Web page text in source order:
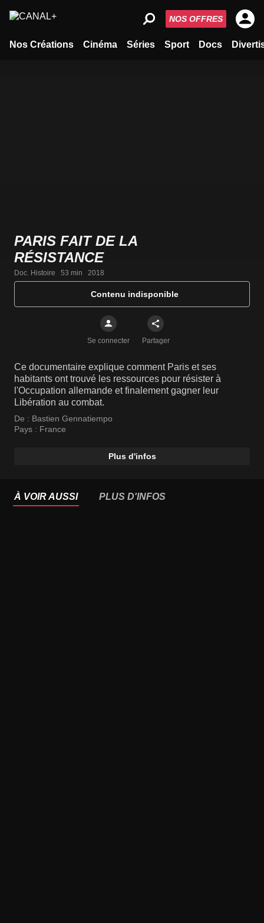
Nos Créations Cinéma Séries Sport Docs
NOS OFFRES
PARIS FAIT DE LA
RÉSISTANCE
Doc. Histoire   53 min   2018
Contenu indisponible
Se connecter Partager
Ce documentaire explique comment Paris et ses
habitants ont trouvé les ressources pour résister à
l'Occupation allemande et finalement gagner leur
Libération au combat.
De : Bastien Gennatiempo
Pays : France
Plus d'infos
À VOIR AUSSI PLUS D'INFOS